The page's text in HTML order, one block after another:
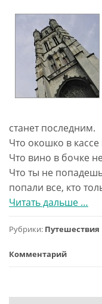
станет последним.
Что окошко в
Что вино в бочке
Что ты не
попали все, кто
Читать дальше
5.
…
Рубрики: Путешествия
Комментарий